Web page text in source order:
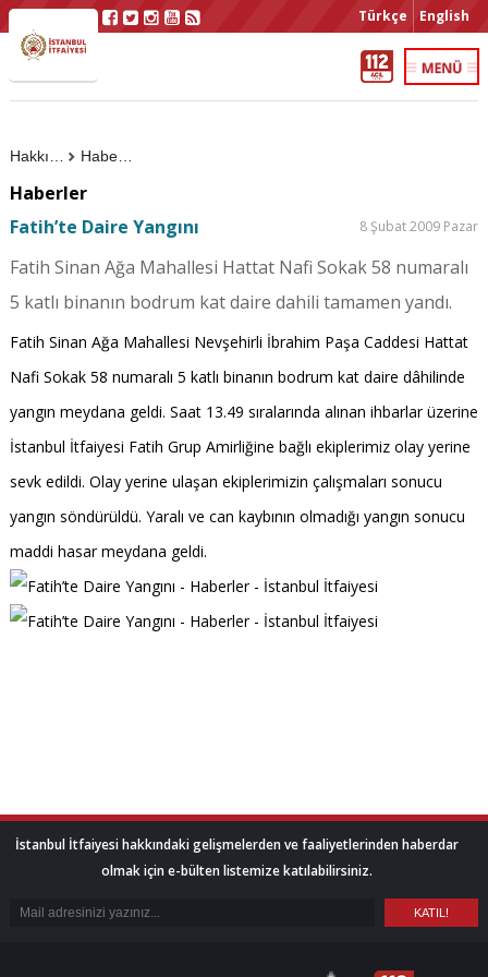
Türkçe English
Haberler
Haberler
Fatih’te Daire Yangını
8 Şubat 2009 Pazar
Fatih Sinan Ağa Mahallesi Hattat Nafi Sokak 58 numaralı
5 katlı binanın bodrum kat daire dahili tamamen yandı.
Fatih Sinan Ağa Mahallesi Nevşehirli İbrahim Paşa Caddesi Hattat
Nafi Sokak 58 numaralı 5 katlı binanın bodrum kat daire dâhilinde
yangın meydana geldi. Saat 13.49 sıralarında alınan ihbarlar üzerine
İstanbul İtfaiyesi Fatih Grup Amirliğine bağlı ekiplerimiz olay yerine
sevk edildi. Olay yerine ulaşan ekiplerimizin çalışmaları sonucu
yangın söndürüldü. Yaralı ve can kaybının olmadığı yangın sonucu
maddi hasar meydana geldi.
İstanbul İtfaiyesi hakkındaki gelişmelerden ve faaliyetlerinden haberdar
olmak için e-bülten listemize katılabilirsiniz.